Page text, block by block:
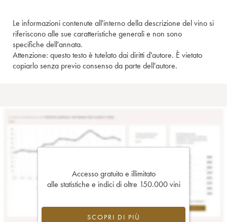
Le informazioni contenute all'interno della descrizione del vino si
riferiscono alle sue caratteristiche generali e non sono
specifiche dell'annata.
Attenzione: questo testo è tutelato dai diritti d'autore. È vietato
copiarlo senza previo consenso da parte dell'autore.
Accesso gratuito e illimitato
alle statistiche e indici di oltre 150.000 vini
SCOPRI DI PIÙ